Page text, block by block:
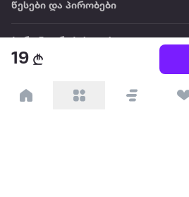
19
წესები და პირობები